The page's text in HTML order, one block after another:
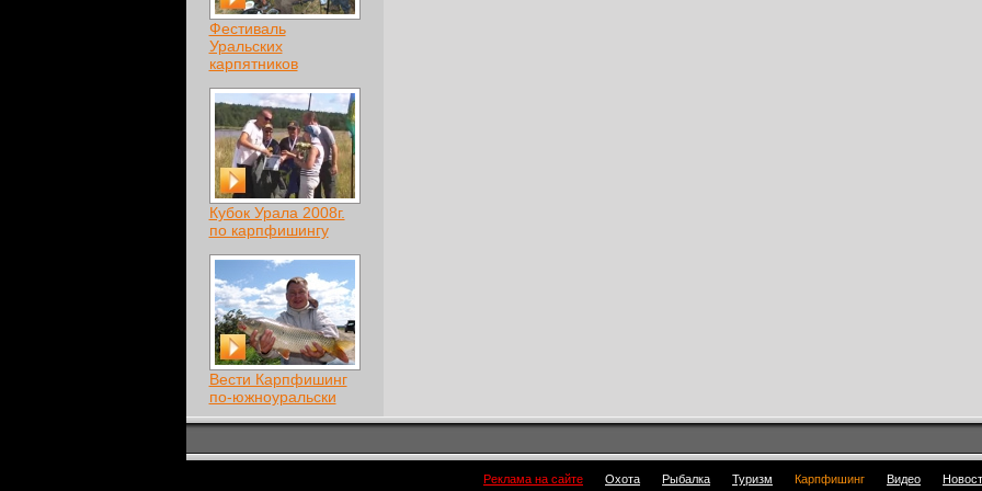
Фестиваль
Уральских
карпятников
Кубок Урала 2008г.
по карпфишингу
Вести Карпфишинг
по-южноуральски
Реклама на сайте Охота Рыбалка Туризм Карпфишинг Видео